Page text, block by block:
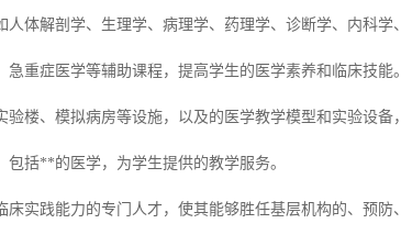
体解剖学、生理学、病理学、药理学、诊断学、内科学
重症医学等辅助课程，提高学生的医学素养和临床技能。
楼、模拟病房等设施，以及的医学教学模型和实验设备
括**的医学，为学生提供的教学服务。
实践能力的专门人才，使其能够胜任基层机构的、预防